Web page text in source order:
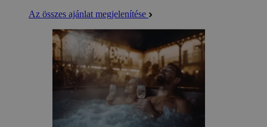
Az összes ajánlat megjelenítése